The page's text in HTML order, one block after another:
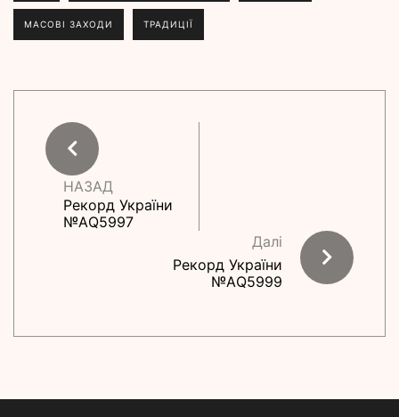
МАСОВІ ЗАХОДИ ТРАДИЦІЇ
НАЗАД
Рекорд України
№АQ5997
Далі
Рекорд України
№АQ5999